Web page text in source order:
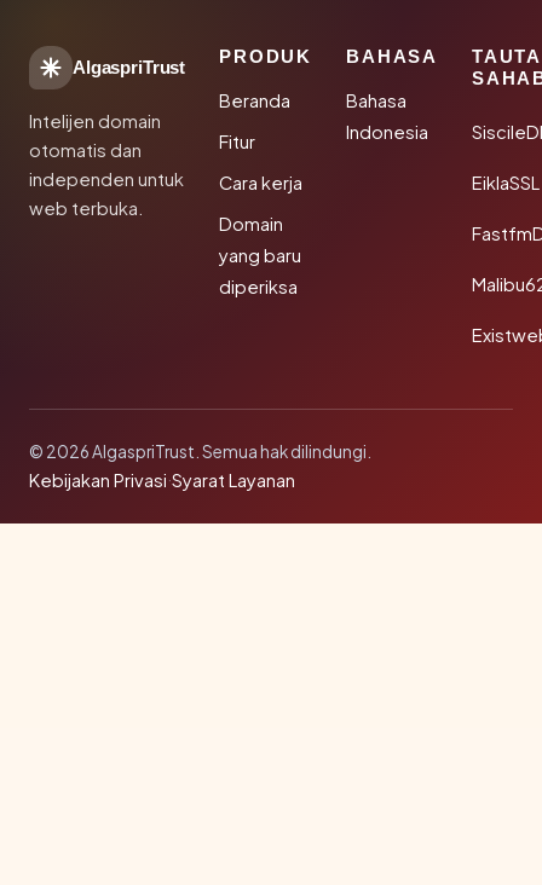
AlgaspriTrust
Intelijen domain
otomatis dan
independen untuk
web terbuka.
PRODUK
Beranda
Fitur
Cara kerja
Domain
yang baru
diperiksa
BAHASA
Bahasa
Indonesia
EiklaSSL
© 2026 AlgaspriTrust. Semua hak dilindungi.
Kebijakan Privasi·Syarat Layanan